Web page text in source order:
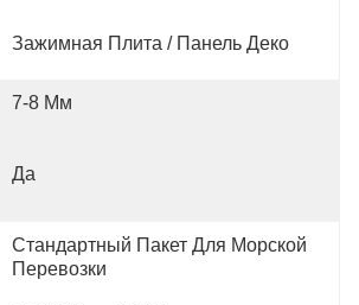
Зажимная Плита / Панель Деко
7-8 Мм
Да
Стандартный Пакет Для Морской
Перевозки